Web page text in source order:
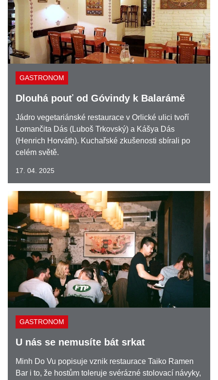
GASTRONOM
Dlouhá pouť od Góvindy k Balarámě
Jádro vegetariánské restaurace v Orlické ulici tvoří
Lomančita Dás (Luboš Trkovský) a Kášya Dás
(Henrich Horváth). Kuchařské zkušenosti sbírali po
celém světě.
17. 04. 2025
GASTRONOM
U nás se nemusíte bát srkat
Minh Do Vu popisuje vznik restaurace Taiko Ramen
Bar i to, že hostům toleruje svérázné stolovací návyky,